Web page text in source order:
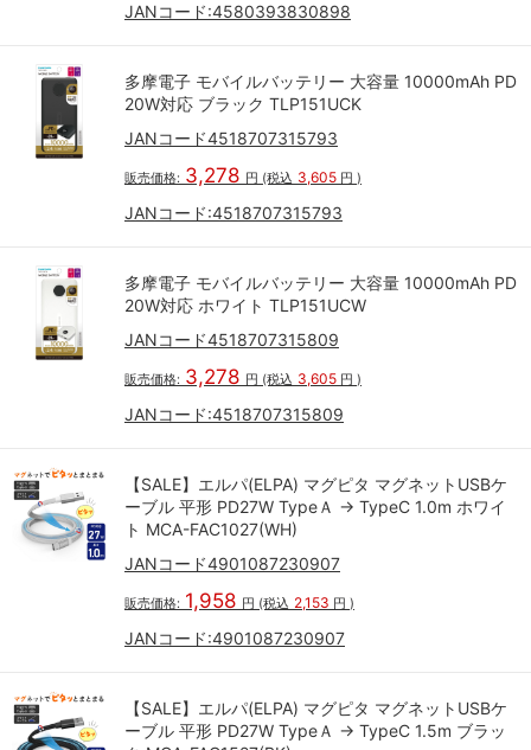
JANコード:4580393830898
多摩電子 モバイルバッテリー 大容量 10000mAh PD
20W対応 ブラック TLP151UCK
JANコード4518707315793
販売価格: 3,278 円 (税込 3,605 円 )
JANコード:4518707315793
多摩電子 モバイルバッテリー 大容量 10000mAh PD
20W対応 ホワイト TLP151UCW
JANコード4518707315809
販売価格: 3,278 円 (税込 3,605 円 )
JANコード:4518707315809
【SALE】エルパ(ELPA) マグピタ マグネットUSBケ
ーブル 平形 PD27W TypeＡ → TypeC 1.0m ホワイ
ト MCA-FAC1027(WH)
JANコード4901087230907
販売価格: 1,958 円 (税込 2,153 円 )
JANコード:4901087230907
【SALE】エルパ(ELPA) マグピタ マグネットUSBケ
ーブル 平形 PD27W TypeＡ → TypeC 1.5m ブラッ